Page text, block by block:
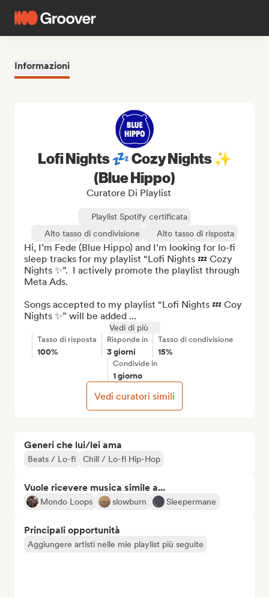
Informazioni
Generi che lui/lei ama
Beats / Lo-fi Chill / Lo-fi Hip-Hop
Vuole ricevere musica simile a...
Mondo Loops slowburn Sleepermane
Principali opportunità
Aggiungere artisti nelle mie playlist più seguite
Lofi Nights 💤 Cozy Nights ✨
(Blue Hippo)
Curatore Di Playlist
Playlist Spotify certificata
Alto tasso di condivisione
Alto tasso di risposta
Hi, I’m Fede (Blue Hippo) and I’m looking for lo-fi
sleep tracks for my playlist “Lofi Nights 💤 Cozy
Nights ✨”.  I actively promote the playlist through
Meta Ads.
Songs accepted to my playlist “Lofi Nights 💤 Coy
Nights ✨” will be added ...
Vedi di più
Tasso di risposta
100%
Risponde in
3 giorni
Tasso di condivisione
15%
Condivide in
1 giorno
Vedi curatori simili